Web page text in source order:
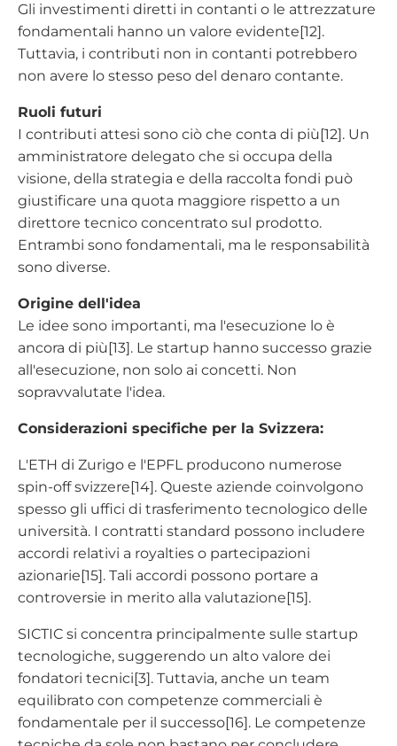
Gli investimenti diretti in contanti o le attrezzature
fondamentali hanno un valore evidente[12].
Tuttavia, i contributi non in contanti potrebbero
non avere lo stesso peso del denaro contante.
Ruoli futuri
I contributi attesi sono ciò che conta di più[12]. Un
amministratore delegato che si occupa della
visione, della strategia e della raccolta fondi può
giustificare una quota maggiore rispetto a un
direttore tecnico concentrato sul prodotto.
Entrambi sono fondamentali, ma le responsabilità
sono diverse.
Origine dell'idea
Le idee sono importanti, ma l'esecuzione lo è
ancora di più[13]. Le startup hanno successo grazie
all'esecuzione, non solo ai concetti. Non
sopravvalutate l'idea.
Considerazioni specifiche per la Svizzera:
L'ETH di Zurigo e l'EPFL producono numerose
spin-off svizzere[14]. Queste aziende coinvolgono
spesso gli uffici di trasferimento tecnologico delle
università. I contratti standard possono includere
accordi relativi a royalties o partecipazioni
azionarie[15]. Tali accordi possono portare a
controversie in merito alla valutazione[15].
SICTIC si concentra principalmente sulle startup
tecnologiche, suggerendo un alto valore dei
fondatori tecnici[3]. Tuttavia, anche un team
equilibrato con competenze commerciali è
fondamentale per il successo[16]. Le competenze